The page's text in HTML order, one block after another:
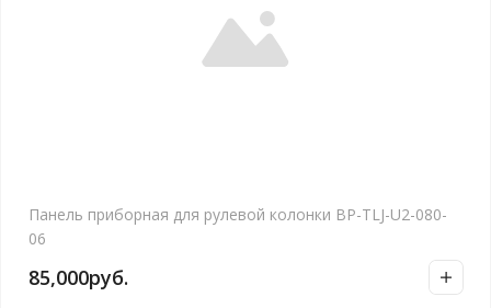
Панель приборная для рулевой колонки BP-TLJ-U2-080-
06
85,000руб.